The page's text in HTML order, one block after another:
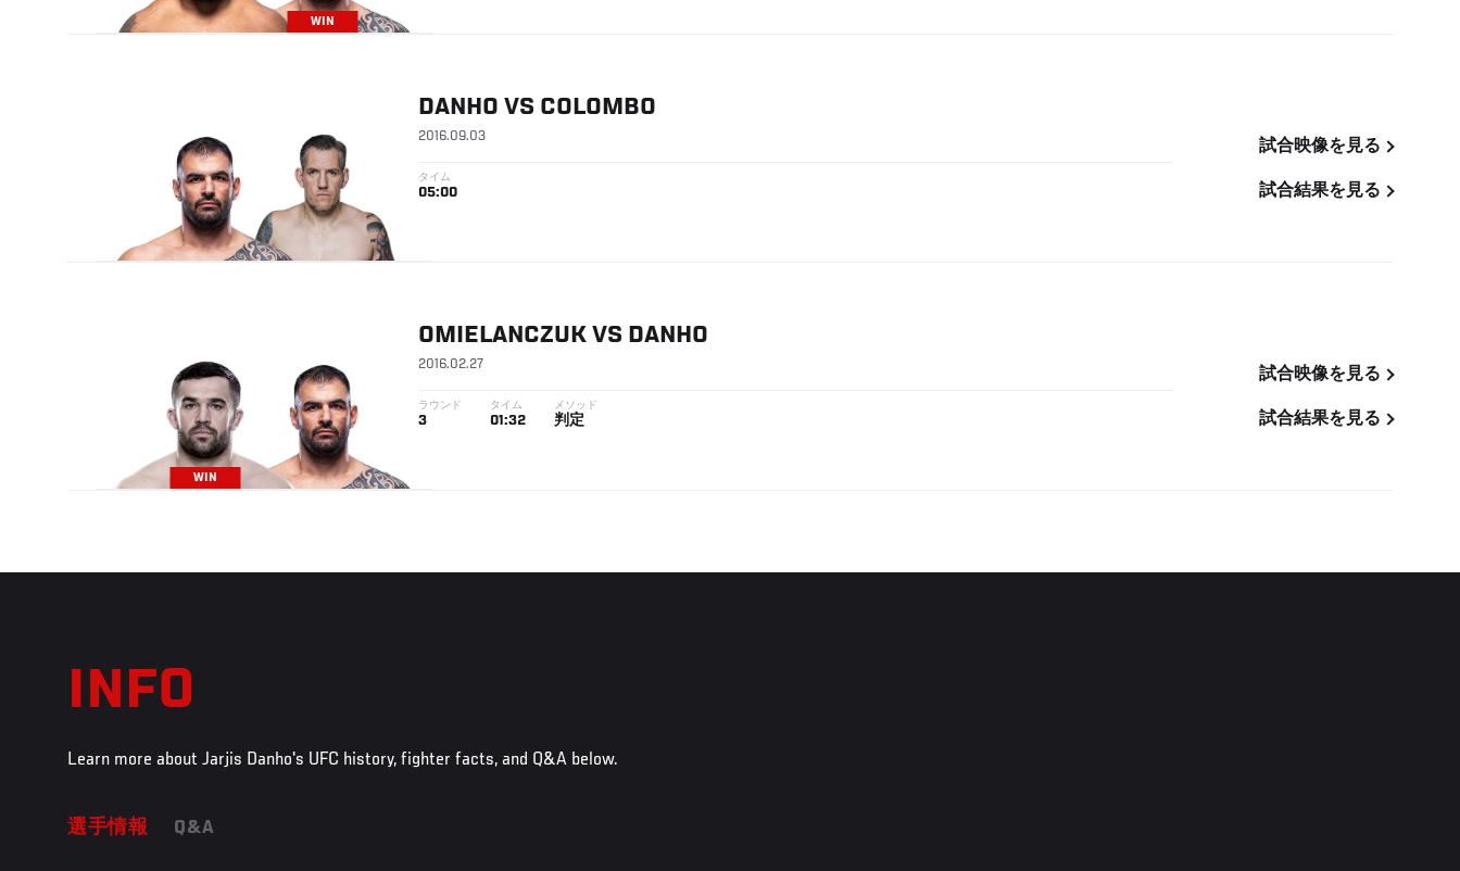
WIN
DANHO VS COLOMBO
2016.09.03
タイム
05:00
試合映像を見る
試合結果を見る
WIN
OMIELANCZUK VS DANHO
2016.02.27
ラウンド
3
タイム
01:32
メソッド
判定
試合映像を見る
試合結果を見る
INFO
Learn more about Jarjis Danho's UFC history, fighter facts, and Q&A below.
選手情報 Q&A